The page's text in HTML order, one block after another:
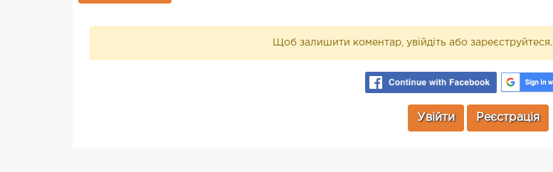
Щоб залишити коментар, увійдіть або зареєструйтеся.
Увійти Реєстрація